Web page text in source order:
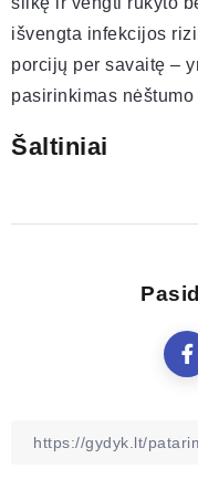
išvengta infekcijos
porcijų per savaitę –
pasirinkimas nėštumo
Šaltiniai